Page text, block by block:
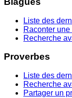
Liste des
Raconter
Recherche
Proverbes
Liste des
Recherche
Partager un